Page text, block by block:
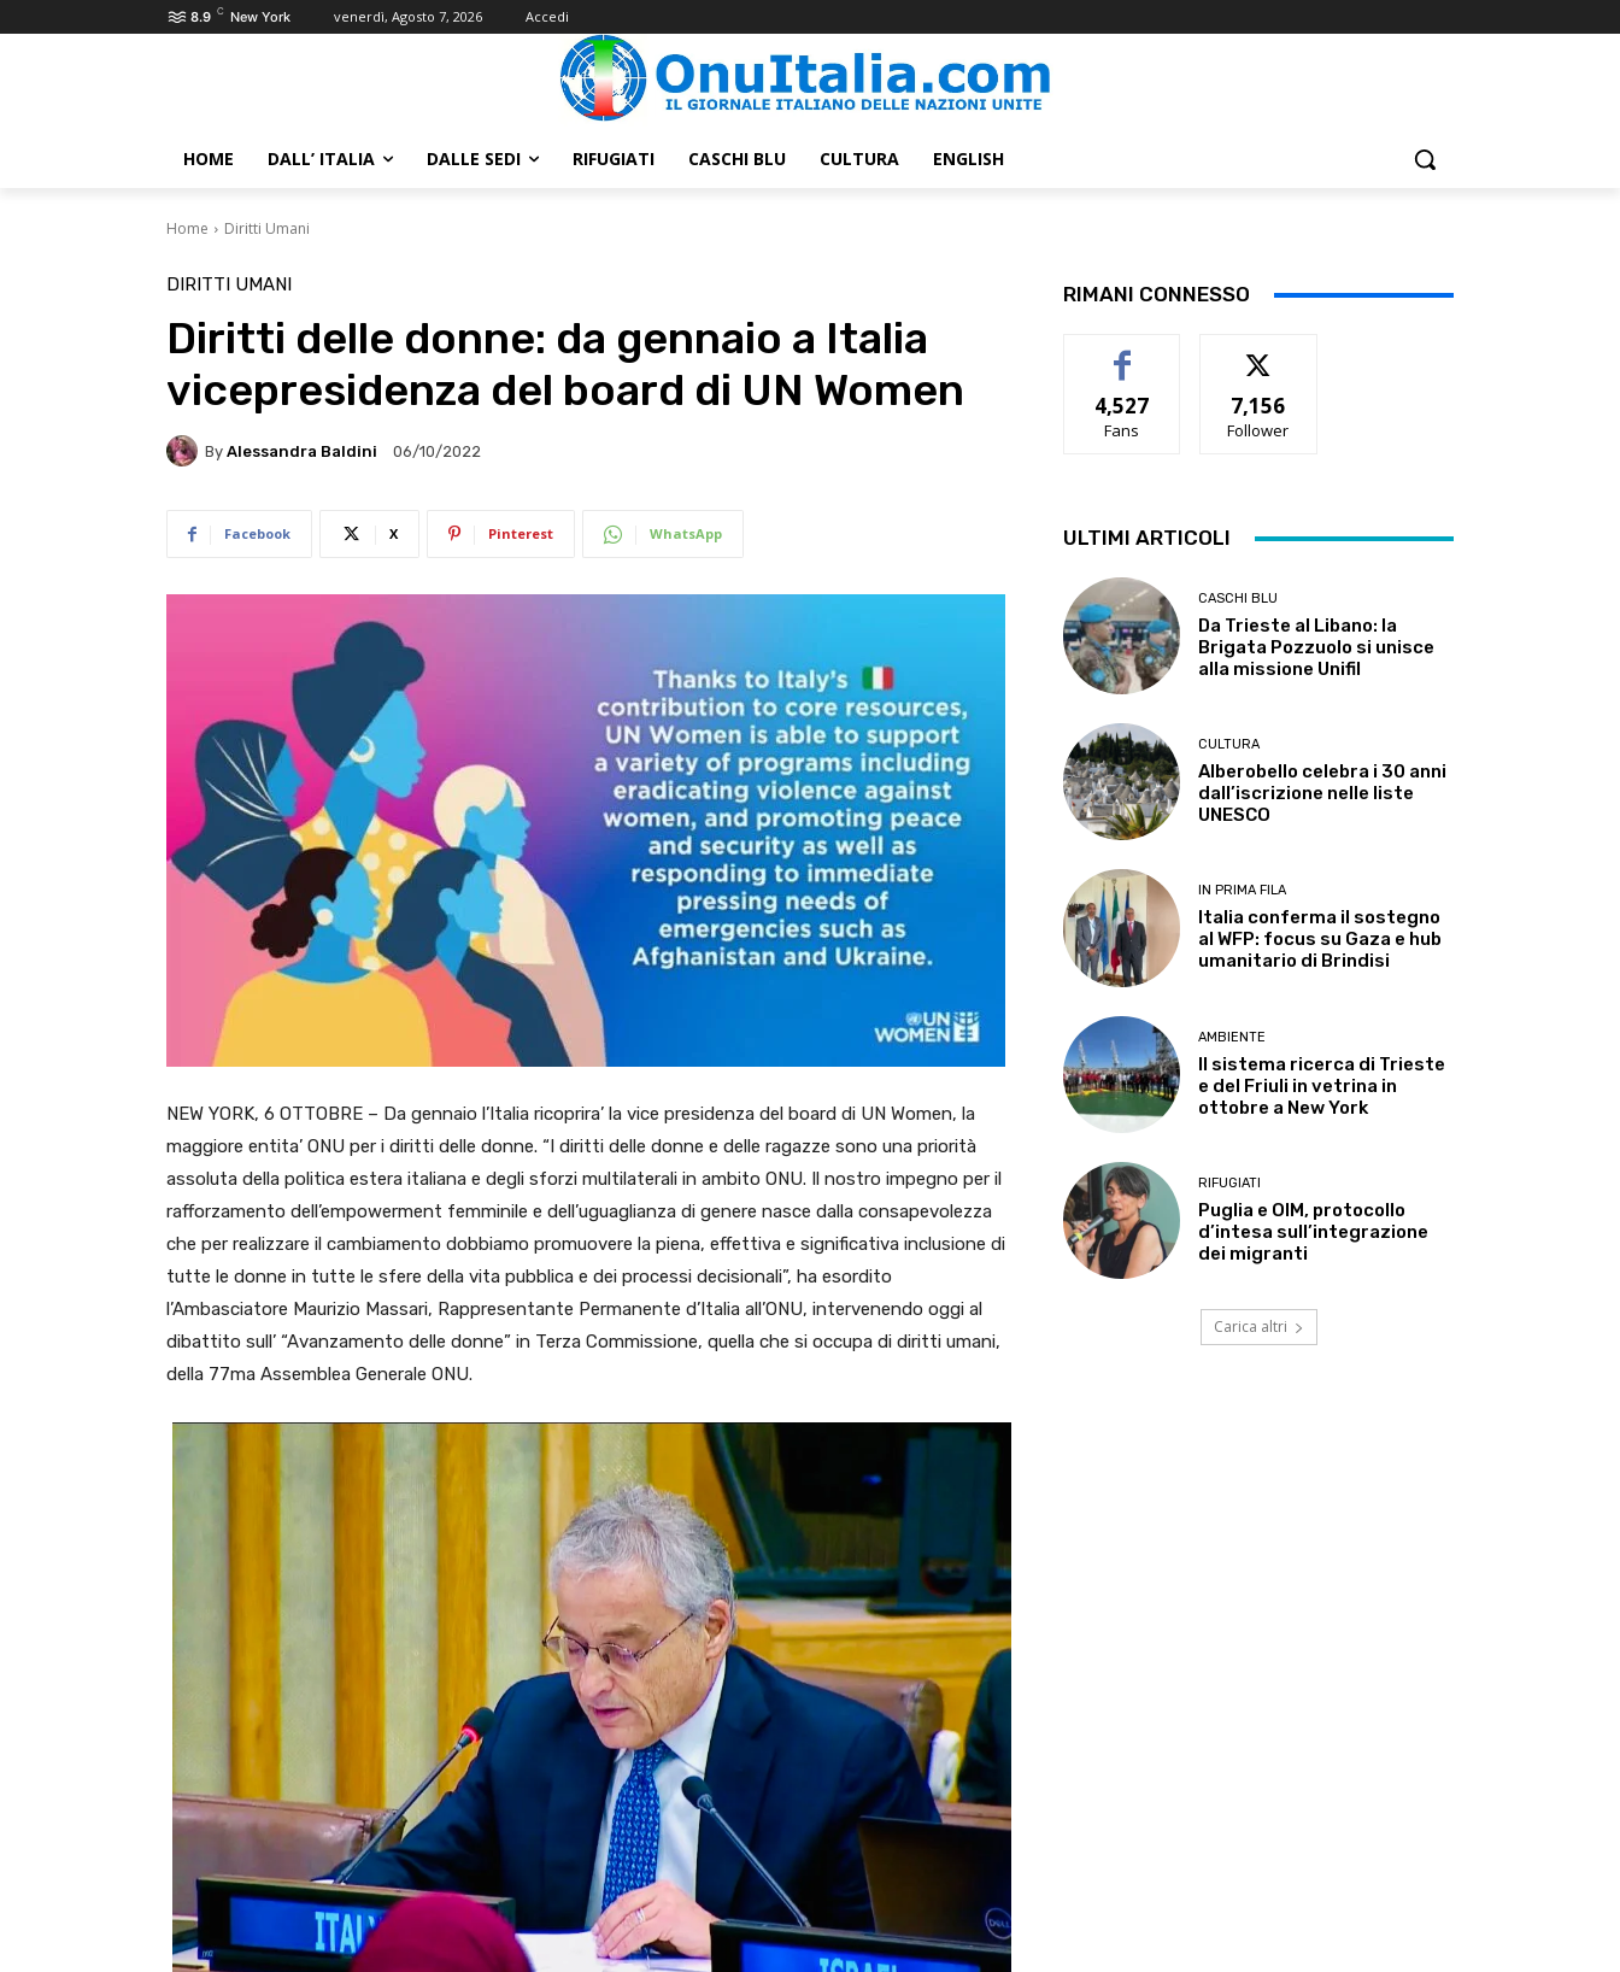
8.9 C New York venerdì, Agosto 7, 2026 Accedi
HOME DALL’ ITALIA DALLE SEDI RIFUGIATI CASCHI BLU CULTURA ENGLISH
Home Diritti Umani
DIRITTI UMANI
Diritti delle donne: da gennaio a Italia
vicepresidenza del board di UN Women
By Alessandra Baldini 06/10/2022
Facebook X Pinterest WhatsApp
NEW YORK, 6 OTTOBRE – Da gennaio l’Italia ricoprira’ la vice presidenza del board di UN Women, la
maggiore entita’ ONU per i diritti delle donne. “I diritti delle donne e delle ragazze sono una priorità
assoluta della politica estera italiana e degli sforzi multilaterali in ambito ONU. Il nostro impegno per il
rafforzamento dell’empowerment femminile e dell’uguaglianza di genere nasce dalla consapevolezza
che per realizzare il cambiamento dobbiamo promuovere la piena, effettiva e significativa inclusione di
tutte le donne in tutte le sfere della vita pubblica e dei processi decisionali”, ha esordito
l’Ambasciatore Maurizio Massari, Rappresentante Permanente d’Italia all’ONU, intervenendo oggi al
dibattito sull’ “Avanzamento delle donne” in Terza Commissione, quella che si occupa di diritti umani,
della 77ma Assemblea Generale ONU.
RIMANI CONNESSO
4,527
Fans
7,156
Follower
ULTIMI ARTICOLI
CASCHI BLU
Da Trieste al Libano: la
Brigata Pozzuolo si unisce
alla missione Unifil
CULTURA
Alberobello celebra i 30 anni
dall’iscrizione nelle liste
UNESCO
IN PRIMA FILA
Italia conferma il sostegno
al WFP: focus su Gaza e hub
umanitario di Brindisi
AMBIENTE
Il sistema ricerca di Trieste
e del Friuli in vetrina in
ottobre a New York
RIFUGIATI
Puglia e OIM, protocollo
d’intesa sull’integrazione
dei migranti
Carica altri